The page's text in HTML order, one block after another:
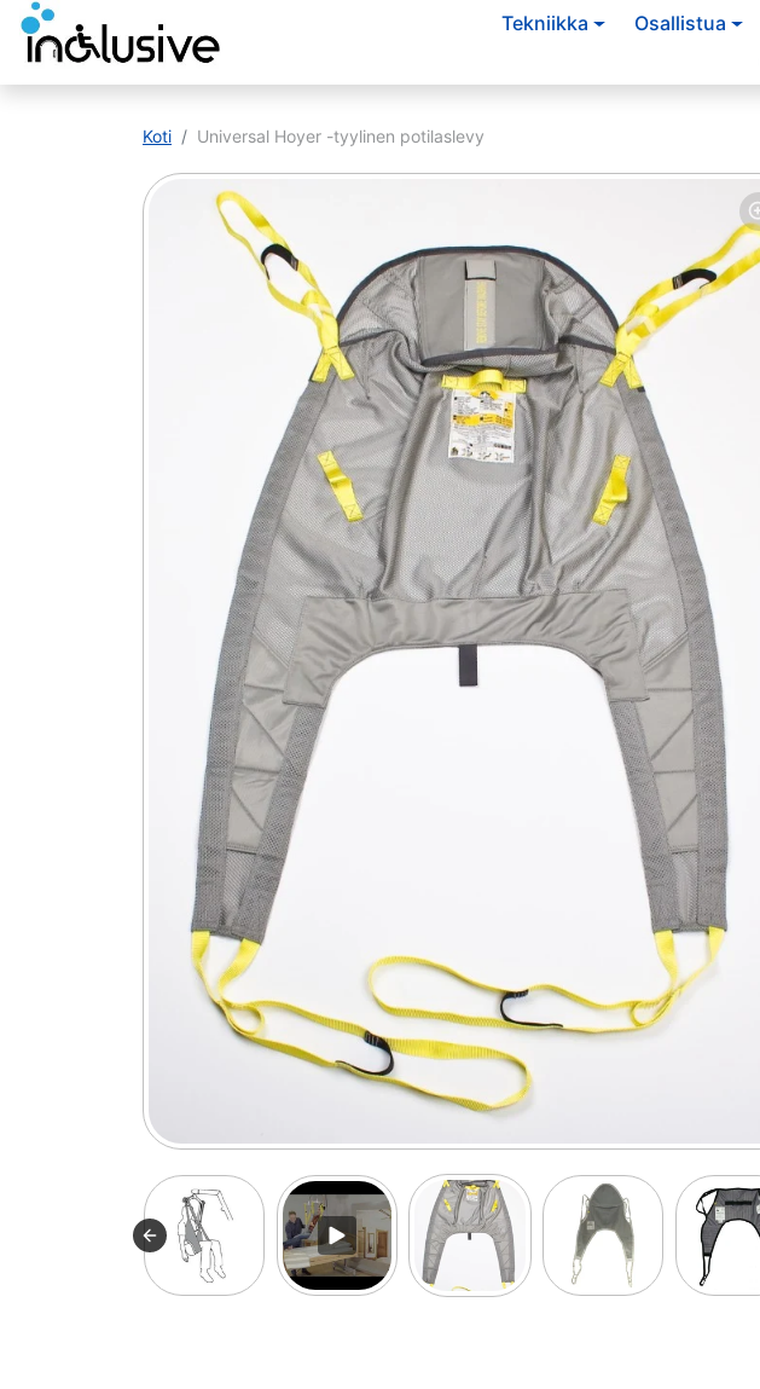
Siirrä sisältöön Tekniikka Osallistua
Koti Universal Hoyer -tyylinen potilaslevy